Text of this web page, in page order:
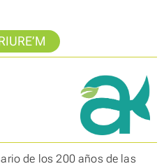
de los 200 años de las